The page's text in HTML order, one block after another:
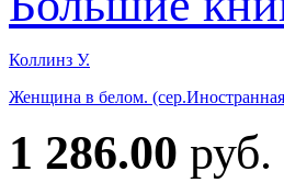
Коллинз У.
Женщина в белом.
1 286.00 руб.